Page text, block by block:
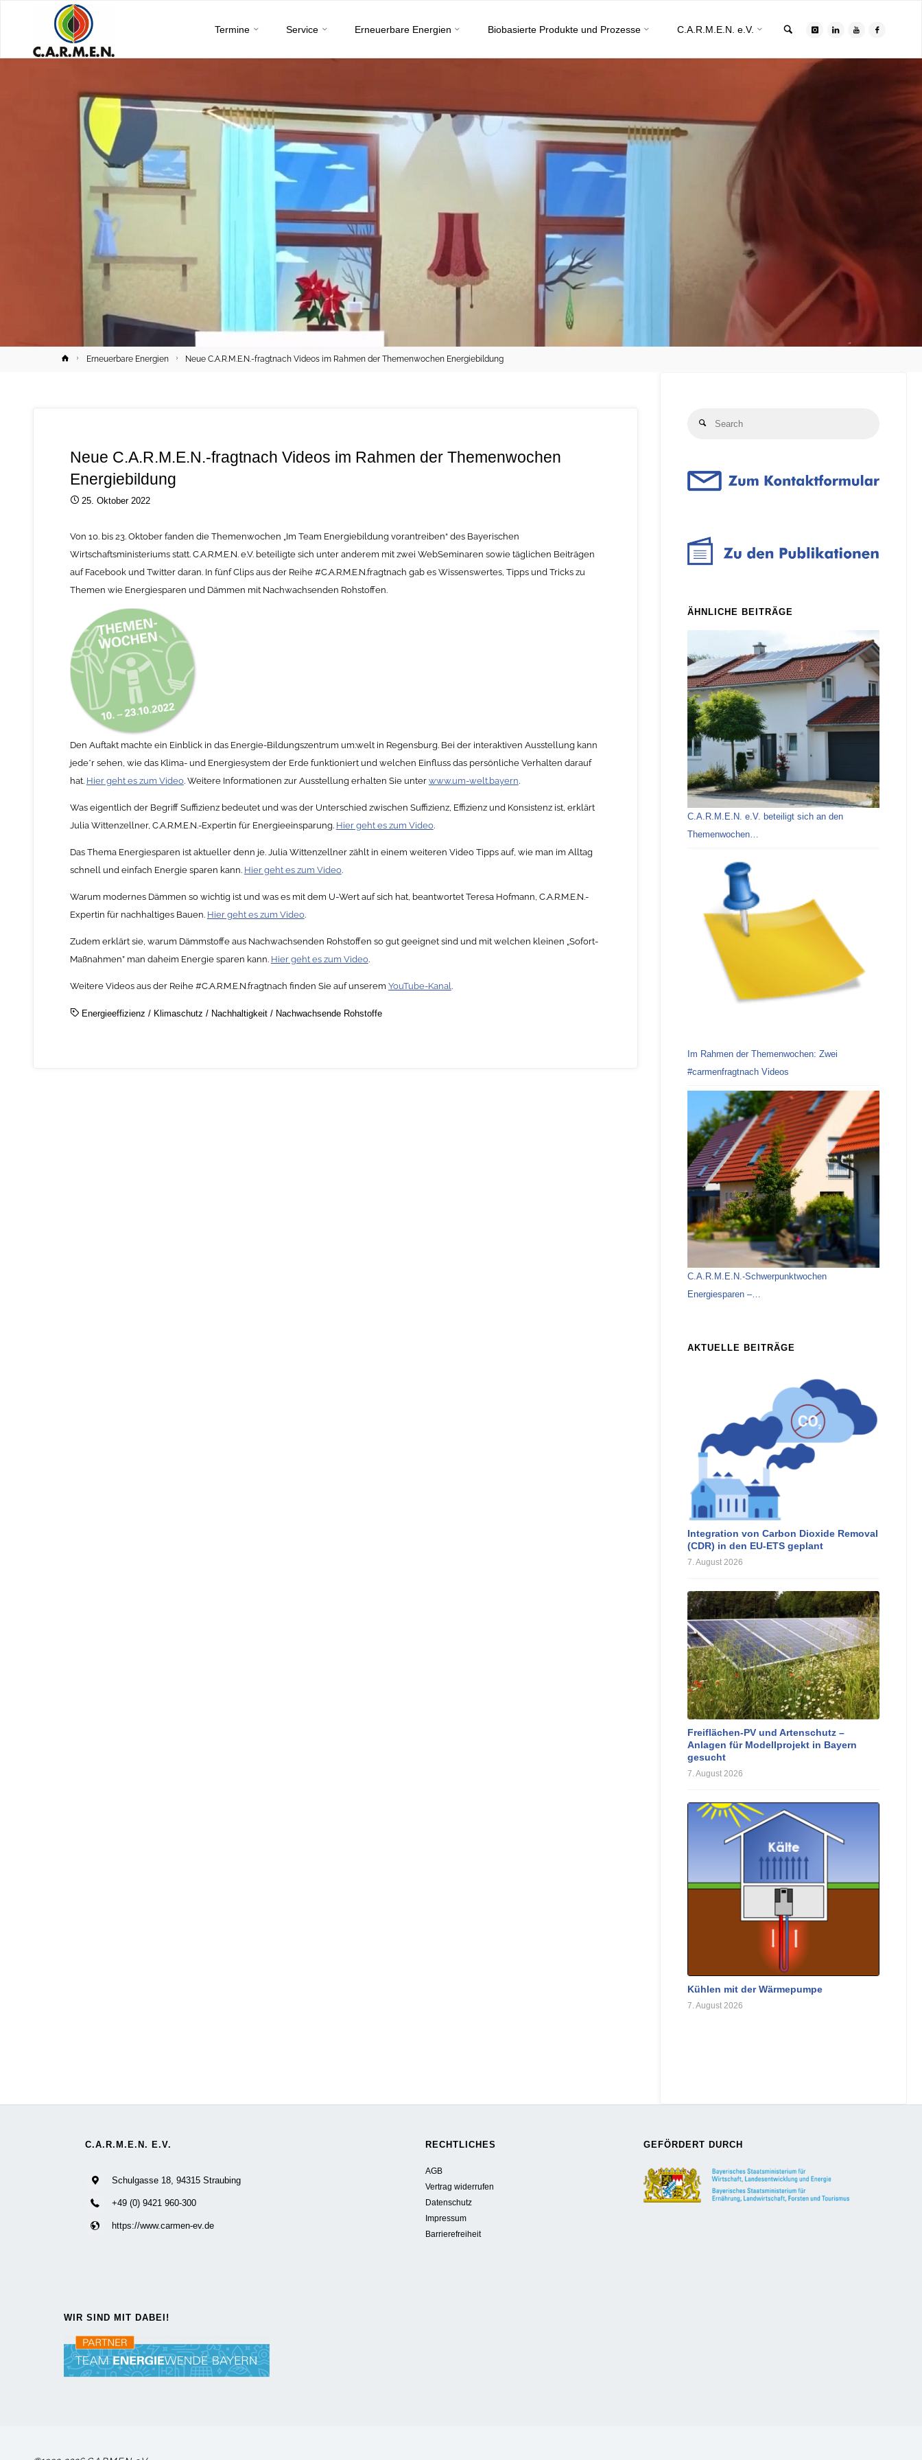
Termine Service Erneuerbare Energien Biobasierte Produkte und Prozesse C.A.R.M.E.N. e.V.
HomeErneuerbare Energien Neue C.A.R.M.E.N.-fragtnach Videos im Rahmen der Themenwochen Energiebildung
Neue C.A.R.M.E.N.-fragtnach Videos im Rahmen der Themenwochen
Energiebildung
25. Oktober 2022
Von 10. bis 23. Oktober fanden die Themenwochen „Im Team Energiebildung vorantreiben“ des Bayerischen
Wirtschaftsministeriums statt. C.A.R.M.E.N. e.V. beteiligte sich unter anderem mit zwei WebSeminaren sowie täglichen Beiträgen
auf Facebook und Twitter daran. In fünf Clips aus der Reihe #C.A.R.M.E.N.fragtnach gab es Wissenswertes, Tipps und Tricks zu
Themen wie Energiesparen und Dämmen mit Nachwachsenden Rohstoffen.
Den Auftakt machte ein Einblick in das Energie-Bildungszentrum um:welt in Regensburg. Bei der interaktiven Ausstellung kann
jede*r sehen, wie das Klima- und Energiesystem der Erde funktioniert und welchen Einfluss das persönliche Verhalten darauf
hat. Hier geht es zum Video. Weitere Informationen zur Ausstellung erhalten Sie unter www.um-welt.bayern.
Was eigentlich der Begriff Suffizienz bedeutet und was der Unterschied zwischen Suffizienz, Effizienz und Konsistenz ist, erklärt
Julia Wittenzellner, C.A.R.M.E.N.-Expertin für Energieeinsparung. Hier geht es zum Video.
Das Thema Energiesparen ist aktueller denn je. Julia Wittenzellner zählt in einem weiteren Video Tipps auf, wie man im Alltag
schnell und einfach Energie sparen kann. Hier geht es zum Video.
Warum modernes Dämmen so wichtig ist und was es mit dem U-Wert auf sich hat, beantwortet Teresa Hofmann, C.A.R.M.E.N.-
Expertin für nachhaltiges Bauen. Hier geht es zum Video.
Zudem erklärt sie, warum Dämmstoffe aus Nachwachsenden Rohstoffen so gut geeignet sind und mit welchen kleinen „Sofort-
Maßnahmen” man daheim Energie sparen kann. Hier geht es zum Video.
Weitere Videos aus der Reihe #C.A.R.M.E.N.fragtnach finden Sie auf unserem YouTube-Kanal.
Energieeffizienz / Klimaschutz / Nachhaltigkeit/ Nachwachsende Rohstoffe
Search
ÄHNLICHE BEITRÄGE
C.A.R.M.E.N. e.V. beteiligt sich an den
Themenwochen…
Im Rahmen der Themenwochen: Zwei
#carmenfragtnach Videos
C.A.R.M.E.N.-Schwerpunktwochen
Energiesparen –…
AKTUELLE BEITRÄGE
Integration von Carbon Dioxide Removal
(CDR) in den EU-ETS geplant
7. August 2026
Freiflächen-PV und Artenschutz –
Anlagen für Modellprojekt in Bayern
gesucht
7. August 2026
Kühlen mit der Wärmepumpe
7. August 2026
C.A.R.M.E.N. E.V.
Schulgasse 18, 94315 Straubing
+49 (0) 9421 960-300
https://www.carmen-ev.de
RECHTLICHES
AGB
Vertrag widerrufen
Datenschutz
Impressum
Barrierefreiheit
GEFÖRDERT DURCH
WIR SIND MIT DABEI!